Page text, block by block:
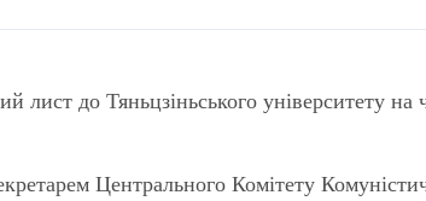
лист до Тяньцзіньського університету на
Центрального Комітету